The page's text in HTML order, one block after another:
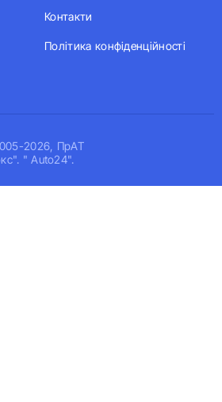
2026, ПрАТ
" Auto24".
Контакти
Політика конфіденційності